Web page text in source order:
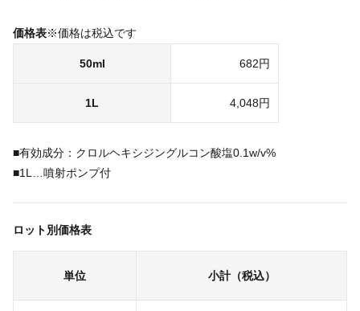
価格表※価格は税込です
50ml 682円
1L 4,048円
■有効成分：クロルヘキシジングルコン酸塩0.1w/v%
■1L…噴射ポンプ付
ロット別価格表
単位 小計（税込）